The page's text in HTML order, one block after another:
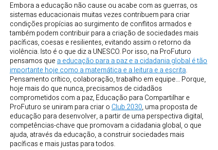
Embora a educação não cause ou acabe com as guerras, os
sistemas educacionais muitas vezes contribuem para criar
condições propícias ao surgimento de conflitos armados e
também podem contribuir para a criação de sociedades mais
pacíficas, coesas e resilientes, evitando assim o retorno da
violência. Isto é o que diz a UNESCO. Por isso, na ProFuturo
pensamos quea educação para a paz e a cidadania global é tão
importante hoje como a matemática e a leitura e a escrita.
Pensamento crítico, colaboração, trabalho em equipe… Porque,
hoje mais do que nunca, precisamos de cidadãos
comprometidos com a paz, Educação para Compartilhar e
ProFuturo se uniram para criar oClub 2030, uma proposta de
educação para desenvolver, a partir de uma perspectiva digital,
competências-chave que promovam a cidadania global, o que
ajuda, através da educação, a construir sociedades mais
pacíficas e mais justas para todos.